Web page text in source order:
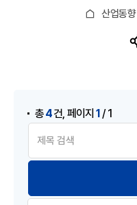
산업동향
총4건 ,페이지1/ 1